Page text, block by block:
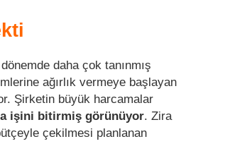
daha çok tanınmış
ağırlık vermeye başlayan
Şirketin büyük harcamalar
işini bitirmiş görünüyor. Zira
çekilmesi planlanan